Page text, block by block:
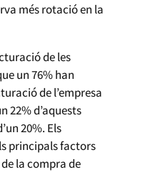
més rotació en la
de les
un 76% han
de l’empresa
22% d’aquests
20%. Els
principals factors
la compra de